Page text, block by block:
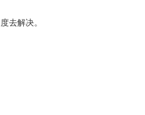
去解决。